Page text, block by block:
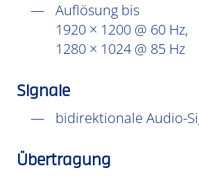
Auflösung bis
1920 × 1200 @ 60 Hz,
1280 × 1024 @ 85 Hz
Signale
bidirektionale Audio-
Übertragung